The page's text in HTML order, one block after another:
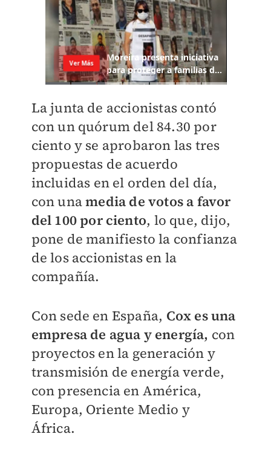
La junta de accionistas contó
con un quórum del 84.30 por
ciento y se aprobaron las tres
propuestas de acuerdo
incluidas en el orden del día,
con unamedia de votos a favor
del 100 por ciento, lo que, dijo,
pone de manifiesto la confianza
de los accionistas en la
compañía.
Con sede en España, Cox es una
empresa de agua y energía, con
proyectos en la generación y
transmisión de energía verde,
con presencia en América,
Europa, Oriente Medio y
África.